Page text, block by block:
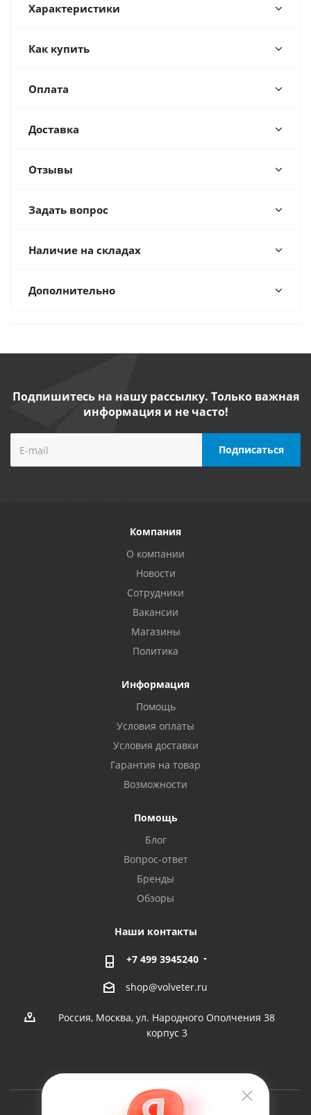
Характеристики
Как купить
Оплата
Доставка
Отзывы
Задать вопрос
Наличие на складах
Дополнительно
Подпишитесь на нашу рассылку. Только важная
информация и не часто!
Компания
О компании
Новости
Сотрудники
Вакансии
Магазины
Политика
Информация
Помощь
Условия оплаты
Условия доставки
Гарантия на товар
Возможности
Помощь
Блог
Вопрос-ответ
Бренды
Обзоры
Наши контакты
+7 499 3945240
shop@volveter.ru
Россия, Москва, ул. Народного Ополчения 38
корпус 3